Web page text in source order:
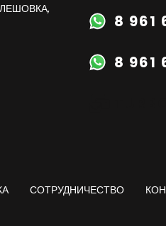
8 961
8 961
СОТРУДНИЧЕСТВО